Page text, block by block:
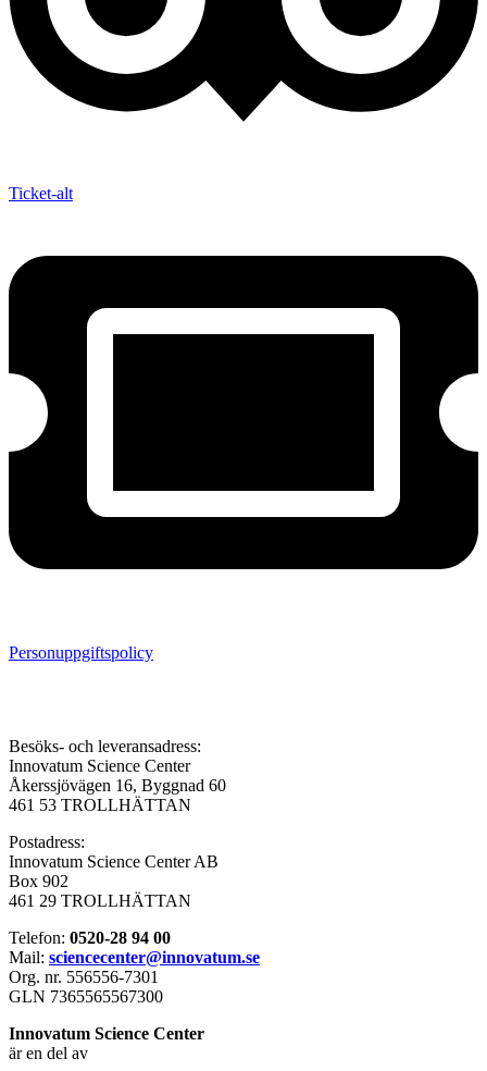
Ticket-alt
Personuppgiftspolicy
Besöks- och leveransadress:
Innovatum Science Center
Åkerssjövägen 16, Byggnad 60
461 53 TROLLHÄTTAN
Postadress:
Innovatum Science Center AB
Box 902
461 29 TROLLHÄTTAN
Telefon: 0520-28 94 00
Mail: sciencecenter@innovatum.se
Org. nr. 556556-7301
GLN 7365565567300
Innovatum Science Center
är en del av